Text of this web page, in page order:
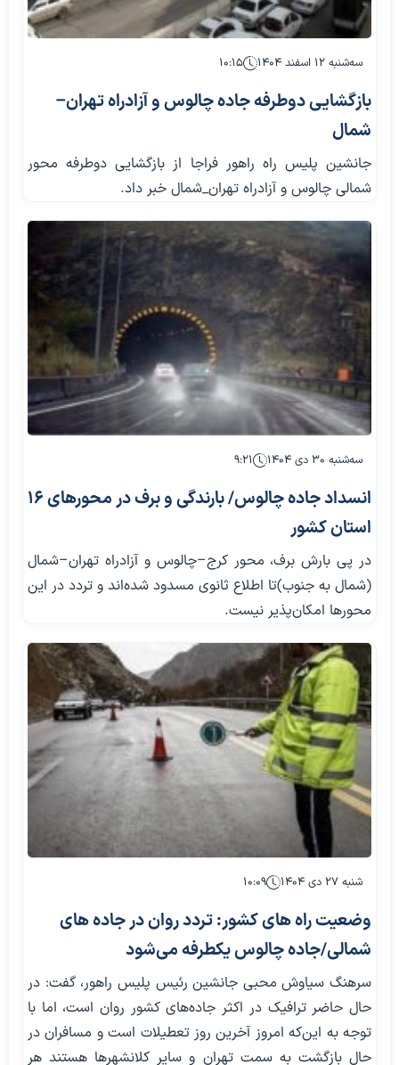
سه‌شنبه ۱۲ اسفند ۱۴۰۴ ۱۰:۱۵
بازگشایی دوطرفه جاده چالوس و آزادراه تهران–
شمال
جانشین پلیس راه راهور فراجا از بازگشایی دوطرفه محور
شمالی چالوس و آزادراه تهران_شمال خبر داد.
سه‌شنبه ۳۰ دی ۱۴۰۴ ۹:۲۱
انسداد جاده چالوس/ بارندگی و برف در محورهای ۱۶
استان کشور
در پی بارش برف، محور کرج–چالوس و آزادراه تهران–شمال
(شمال به جنوب)تا اطلاع ثانوی مسدود شده‌اند و تردد در این
محورها امکان‌پذیر نیست.
شنبه ۲۷ دی ۱۴۰۴ ۱۰:۰۹
وضعیت راه های کشور: تردد روان در جاده های
شمالی/جاده چالوس یکطرفه می‌شود
سرهنگ سیاوش محبی جانشین رئیس پلیس راهور، گفت: در
حال حاضر ترافیک در اکثر جاده‌های کشور روان است، اما با
توجه به این‌که امروز آخرین روز تعطیلات است و مسافران در
حال بازگشت به سمت تهران و سایر کلانشهر‌ها هستند هر